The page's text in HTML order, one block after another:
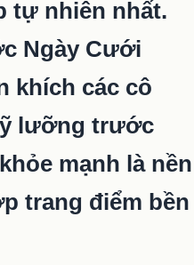
tự nhiên nhất.
Ngày Cưới
khích các cô
lưỡng trước
mạnh là nền
trang điểm bền